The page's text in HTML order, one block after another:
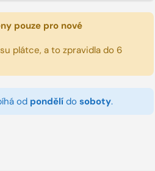
pouze pro nové
plátce, a to zpravidla do 6
od pondělído soboty.